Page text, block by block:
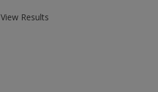
View Results